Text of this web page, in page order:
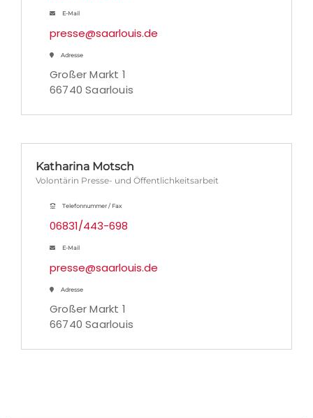
E-Mail
presse@saarlouis.de
Adresse
Großer Markt 1
66740 Saarlouis
Katharina Motsch
Volontärin Presse- und Öffentlichkeitsarbeit
Telefonnummer / Fax
06831/443-698
E-Mail
presse@saarlouis.de
Adresse
Großer Markt 1
66740 Saarlouis